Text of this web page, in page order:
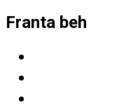
Franta beh